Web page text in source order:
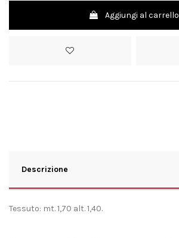
Aggiungi al carrello
Descrizione
Tessuto: mt. 1,70 alt. 1,40.